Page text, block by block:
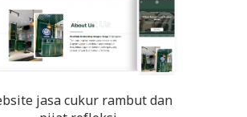
jasa cukur rambut dan